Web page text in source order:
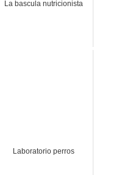
La bascula nutricionista
Laboratorio perros